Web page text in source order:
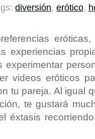
diversión, erótico,
experiencias
experimentar
videos eróticos
tu pareja. Al igual
te gustará
éxtasis